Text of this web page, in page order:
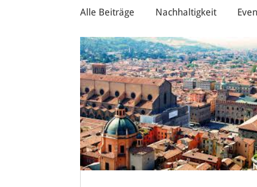
Alle Beiträge Nachhaltigkeit